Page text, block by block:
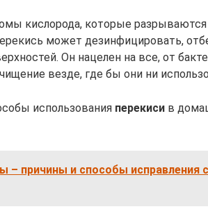
кислорода, которые
может дезинфицировать,
Он нацелен на все, от
везде, где бы они ни
использования перекиси в
– причины и способы исправления